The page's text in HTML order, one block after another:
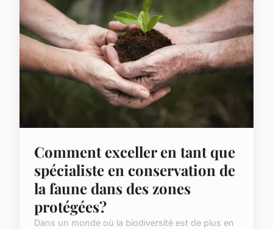
Comment exceller en tant que
spécialiste en conservation de
la faune dans des zones
protégées?
Dans un monde où la biodiversité est de plus en